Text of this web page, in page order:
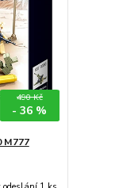
490 Kč
- 36 %
M777